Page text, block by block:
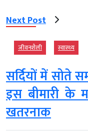
Next Post
जीवनशैली स्‍वास्‍थ्‍य
सर्दियों में सोते
इस बीमारी के
खतरनाक